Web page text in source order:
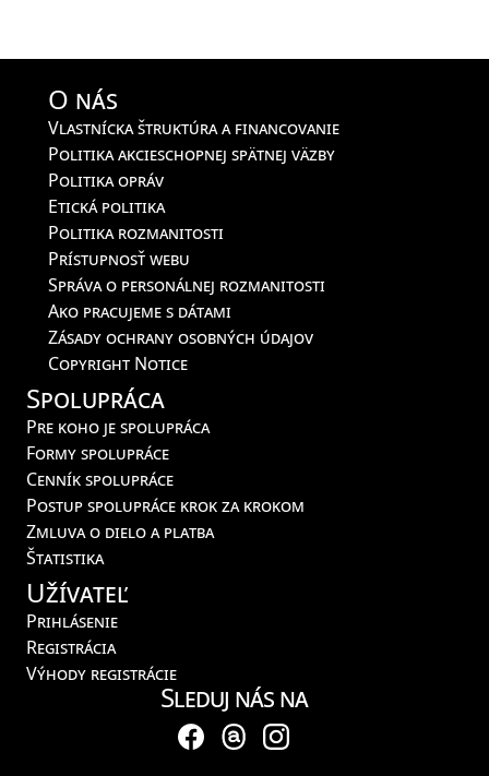
O nás
Vlastnícka štruktúra a financovanie
Politika akcieschopnej spätnej väzby
Politika opráv
Etická politika
Politika rozmanitosti
Prístupnosť webu
Správa o personálnej rozmanitosti
Ako pracujeme s dátami
Zásady ochrany osobných údajov
Copyright Notice
Spolupráca
Pre koho je spolupráca
Formy spolupráce
Cenník spolupráce
Postup spolupráce krok za krokom
Zmluva o dielo a platba
Štatistika
Užívateľ
Prihlásenie
Registrácia
Výhody registrácie
Sleduj nás na